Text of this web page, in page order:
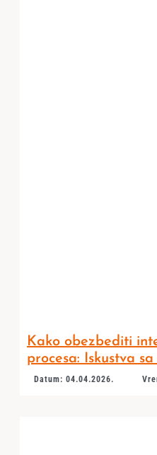
Kako obezbediti
procesa: Iskustva
Datum: 04.04.2026.